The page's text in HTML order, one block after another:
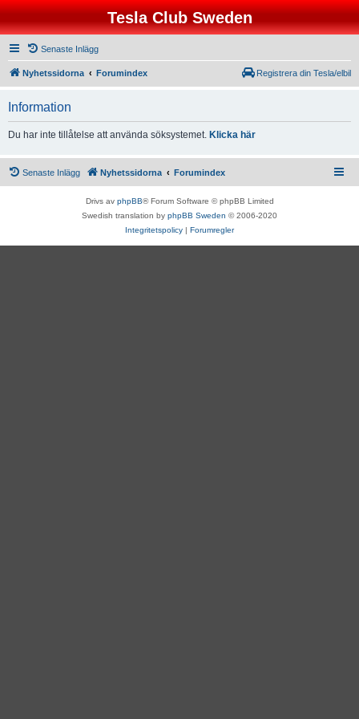
Tesla Club Sweden
Senaste Inlägg
Nyhetssidorna Forumindex Registrera din Tesla/elbil
Information
Du har inte tillåtelse att använda söksystemet. Klicka här
Senaste Inlägg Nyhetssidorna Forumindex
Drivs av phpBB® Forum Software © phpBB Limited
Swedish translation by phpBB Sweden © 2006-2020
Integritetspolicy | Forumregler